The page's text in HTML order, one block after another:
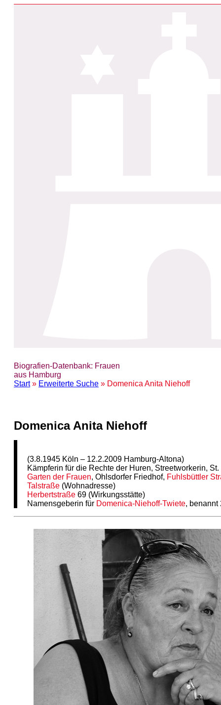
Biografien-Datenbank: Frauen
aus Hamburg
Start» Erweiterte Suche » Domenica Anita Niehoff
Domenica Anita Niehoff
(3.8.1945 Köln – 12.2.2009 Hamburg-Altona)
Kämpferin für die Rechte der Huren, Streetworkerin,
Garten der Frauen, Ohlsdorfer Friedhof, Fuhlsbüttler
Talstraße (Wohnadresse)
Herbertstraße 69 (Wirkungsstätte)
Namensgeberin für Domenica-Niehoff-Twiete,